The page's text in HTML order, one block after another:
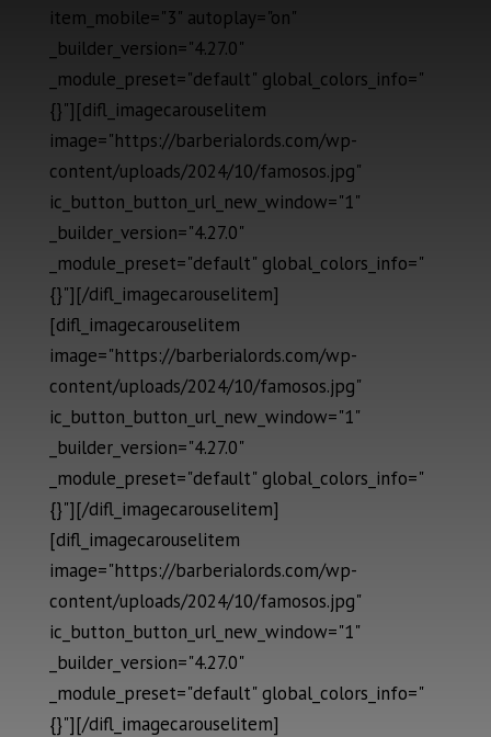
item_mobile="3" autoplay="on"
_builder_version="4.27.0"
_module_preset="default" global_colors_info="
{}"][difl_imagecarouselitem
image="https://barberialords.com/wp-
content/uploads/2024/10/famosos.jpg"
ic_button_button_url_new_window="1"
_builder_version="4.27.0"
_module_preset="default" global_colors_info="
{}"][/difl_imagecarouselitem]
[difl_imagecarouselitem
image="https://barberialords.com/wp-
content/uploads/2024/10/famosos.jpg"
ic_button_button_url_new_window="1"
_builder_version="4.27.0"
_module_preset="default" global_colors_info="
{}"][/difl_imagecarouselitem]
[difl_imagecarouselitem
image="https://barberialords.com/wp-
content/uploads/2024/10/famosos.jpg"
ic_button_button_url_new_window="1"
_builder_version="4.27.0"
_module_preset="default" global_colors_info="
{}"][/difl_imagecarouselitem]